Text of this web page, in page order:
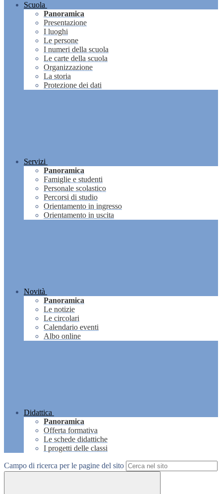
Scuola
Panoramica
Presentazione
I luoghi
Le persone
I numeri della scuola
Le carte della scuola
Organizzazione
La storia
Protezione dei dati
Servizi
Panoramica
Famiglie e studenti
Personale scolastico
Percorsi di studio
Orientamento in ingresso
Orientamento in uscita
Novità
Panoramica
Le notizie
Le circolari
Calendario eventi
Albo online
Didattica
Panoramica
Offerta formativa
Le schede didattiche
I progetti delle classi
Campo di ricerca per le pagine del sito